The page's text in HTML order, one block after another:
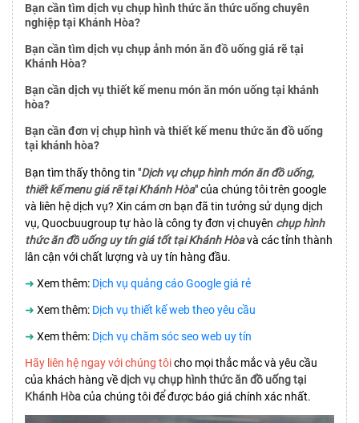
Bạn cần tìm dịch vụ chụp hình thức ăn thức uống chuyên
nghiệp tại Khánh Hòa?
Bạn cần tìm dịch vụ chụp ảnh món ăn đồ uống giá rẽ tại
Khánh Hòa?
Bạn cần dịch vụ thiết kế menu món ăn món uống tại khánh
hòa?
Bạn cần đơn vị chụp hình và thiết kế menu thức ăn đồ uống
tại khánh hòa?
Bạn tìm thấy thông tin "Dịch vụ chụp hình món ăn đồ uống,
thiết kế menu giá rẽ tại Khánh Hòa" của chúng tôi trên google
và liên hệ dịch vụ? Xin cám ơn bạn đã tin tưởng sử dụng dịch
vụ, Quocbuugroup tự hào là công ty đơn vị chuyên chụp hình
thức ăn đồ uống uy tín giá tốt tại Khánh Hòavà các tỉnh thành
lân cận với chất lượng và uy tín hàng đầu.
➜ Xem thêm: Dịch vụ quảng cáo Google giá rẻ
➜ Xem thêm: Dịch vụ thiết kế web theo yêu cầu
➜ Xem thêm: Dịch vụ chăm sóc seo web uy tín
Hãy liên hệ ngay với chúng tôicho mọi thắc mắc và yêu cầu
của khách hàng vềdịch vụ chụp hình thức ăn đồ uống tại
Khánh Hòacủa chúng tôi để được báo giá chính xác nhất.